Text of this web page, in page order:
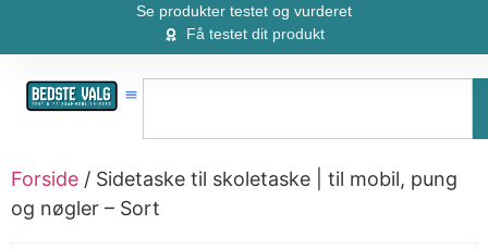
Se produkter testet og vurderet
Få testet dit produkt
Forside / Sidetaske til skoletaske | til mobil, pung
og nøgler – Sort